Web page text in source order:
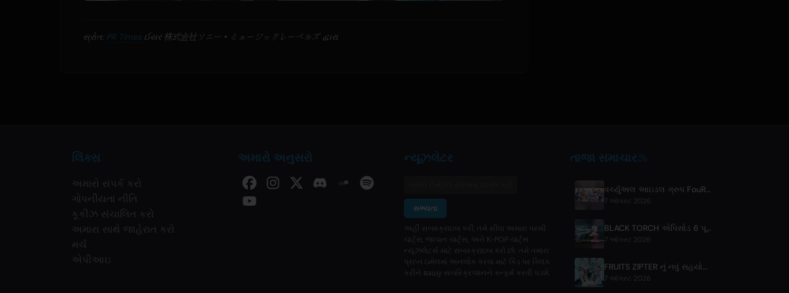
સ્રોત: PR Times ઈયર 株式会社ソニー・ミュージックレーベルズ દ્વારા
લિંક્સ
અમારો સંપર્ક કરો
ગોપનીયતા નીતિ
કૂકીઝ સંચાલિત કરો
અમારા સાથે જાહેરાત કરો
મર્ચ
એપીઆઇ
અમારો અનુસરો ન્યૂઝલેટર
સભ્યતા
અહીં સબસ્ક્રાઇબ કરી, તમે સીધા અમારા પસ્મી
ચાર્ટ્સ, જાપાન ચાર્ટ્સ, અને K-POP ચાર્ટ્સ
ન્યૂઝલેટર્સ માટે સબસ્ક્રાઇબ કરો છો. તમે તમારા
પ્રાપ્ત ઇમેલમાં અનલોક કરવા માટે કિડ પર ક્લિક
કરીને вашу સબસ્ક્રિપ્શનને કન્ફર્મ કરવી પડશે.
તાજા સમાચાર
વર્ચ્યુઅલ આઇડલ ગ્રુપ FouRTe Project એ 'ALL IN' એલ્બમ સાથે ડેબ્યુ કર્યું, m-flo ના ☆Taku Takahashi દ્વારા નિર્મિત
7 ઑગસ્ટ 2026
BLACK TORCH એપિસોડ 6 પૂર્વાવલોકન અને સ્ટ્રીમિંગ વિગતો
7 ઑગસ્ટ 2026
FRUITS ZIPTER નું નવું સહયોગી ગીત '1,2,3,FOOOOUR' રિલીઝ
7 ઑગસ્ટ 2026